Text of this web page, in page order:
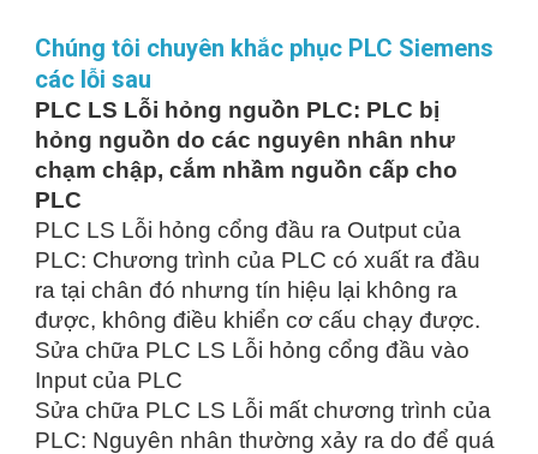
Chúng tôi chuyên khắc phục PLC Siemens
các lỗi sau
PLC LS Lỗi hỏng nguồn PLC: PLC bị
hỏng nguồn do các nguyên nhân như
chạm chập, cắm nhầm nguồn cấp cho
PLC
PLC LS Lỗi hỏng cổng đầu ra Output của
PLC: Chương trình của PLC có xuất ra đầu
ra tại chân đó nhưng tín hiệu lại không ra
được, không điều khiển cơ cấu chạy được.
Sửa chữa PLC LS Lỗi hỏng cổng đầu vào
Input của PLC
Sửa chữa PLC LS Lỗi mất chương trình của
PLC: Nguyên nhân thường xảy ra do để quá